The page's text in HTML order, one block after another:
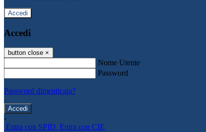
Accedi
Accedi
button close ×
Nome Utente
Password
Password dimenticata?
-
Entra con SPID Entra con CIE